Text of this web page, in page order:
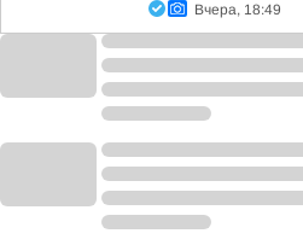
Вчера, 18:49